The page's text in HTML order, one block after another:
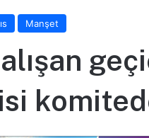
Manşet